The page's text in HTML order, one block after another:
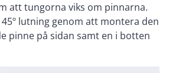
att tungorna viks om pinnarna.
lutning genom att montera den
pinne på sidan samt en i botten